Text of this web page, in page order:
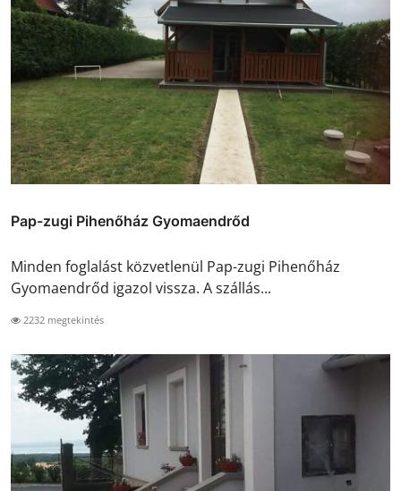
Pap-zugi Pihenőház Gyomaendrőd
Minden foglalást közvetlenül Pap-zugi Pihenőház
Gyomaendrőd igazol vissza. A szállás...
2232 megtekintés